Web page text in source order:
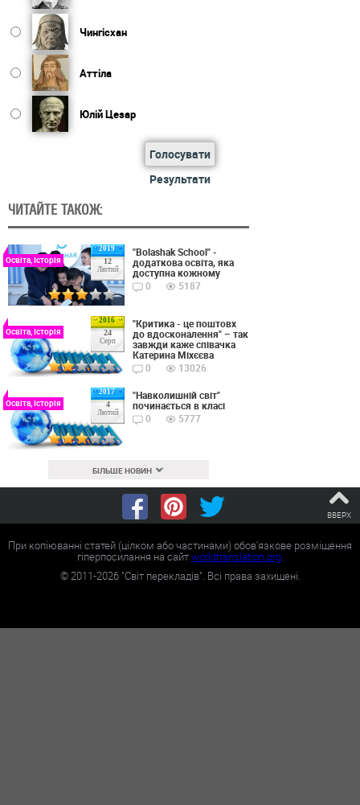
Чингісхан
Аттіла
Юлій Цезар
Голосувати
Результати
ЧИТАЙТЕ ТАКОЖ:
2019
12
Лютий
Освіта, Історія
"Bolashak School" -
додаткова освіта, яка
доступна кожному
0
5187
2016
24
Серп
Освіта, Історія
"Критика - це поштовх
до вдосконалення" – так
завжди каже співачка
Катерина Міхєєва
0
13026
2017
4
Лютий
Освіта, Історія
"Навколишній світ"
починається в класі
0
5777
БІЛЬШЕ НОВИН
ВВЕРХ
При копіюванні статей (цілком або частинами) обов'язкове розміщення
гіперпосилання на сайтworldtranslation.org.
©2011-2026"Світ перекладів". Всі права захищені.